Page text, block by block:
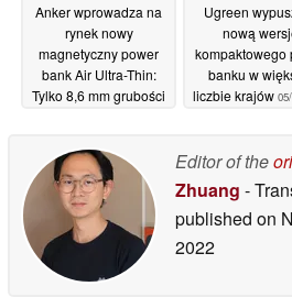
Anker wprowadza na
rynek nowy
magnetyczny power
bank Air Ultra-Thin:
Tylko 8,6 mm grubości
Ugreen
nową
kompaktowego
banku w
liczbie krajów
Editor of the
Zhuang -
published on
2022